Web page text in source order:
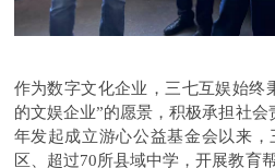
作为数字文化企业，三七互娱始终
的文娱企业”的愿景，积极承担社
年发起成立游心公益基金会以来
区、超过70所县域中学，开展教育